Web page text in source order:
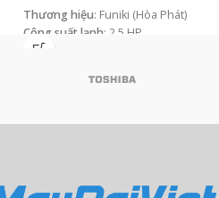
Thương hiệu: Funiki (Hòa Phát)
Công suất lạnh: 2.5 HP
Công nghệ inverter
: 24 tháng